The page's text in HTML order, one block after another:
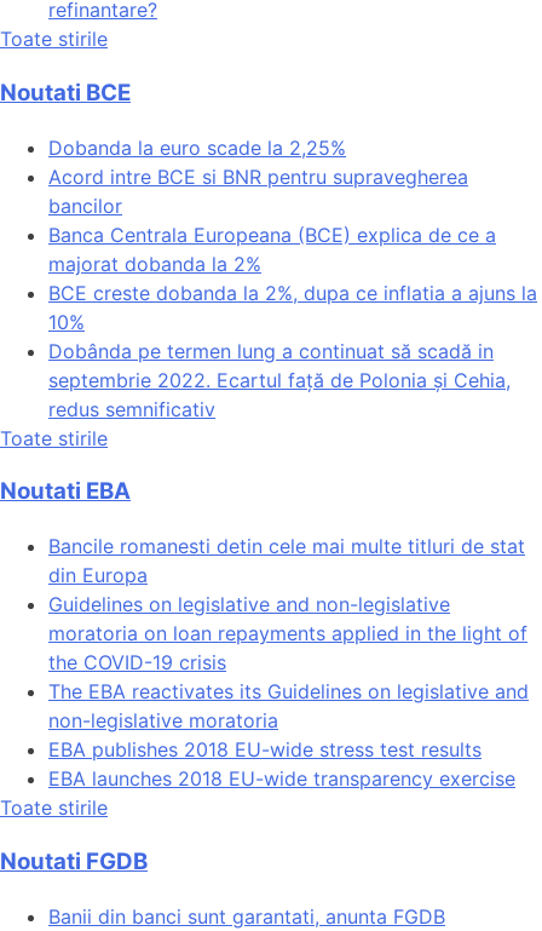
refinantare?
Toate stirile
Noutati BCE
Dobanda la euro scade la 2,25%
Acord intre BCE si BNR pentru supravegherea
bancilor
Banca Centrala Europeana (BCE) explica de ce a
majorat dobanda la 2%
BCE creste dobanda la 2%, dupa ce inflatia a ajuns la
10%
Dobânda pe termen lung a continuat să scadă in
septembrie 2022. Ecartul față de Polonia și Cehia,
redus semnificativ
Toate stirile
Noutati EBA
Bancile romanesti detin cele mai multe titluri de stat
din Europa
Guidelines on legislative and non-legislative
moratoria on loan repayments applied in the light of
the COVID-19 crisis
The EBA reactivates its Guidelines on legislative and
non-legislative moratoria
EBA publishes 2018 EU-wide stress test results
EBA launches 2018 EU-wide transparency exercise
Toate stirile
Noutati FGDB
Banii din banci sunt garantati, anunta FGDB